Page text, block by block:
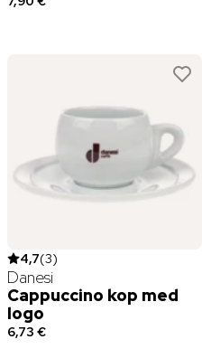
4,7(3)
Danesi
Cappuccino kop med
logo
6,73 €